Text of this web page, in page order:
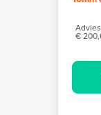
€